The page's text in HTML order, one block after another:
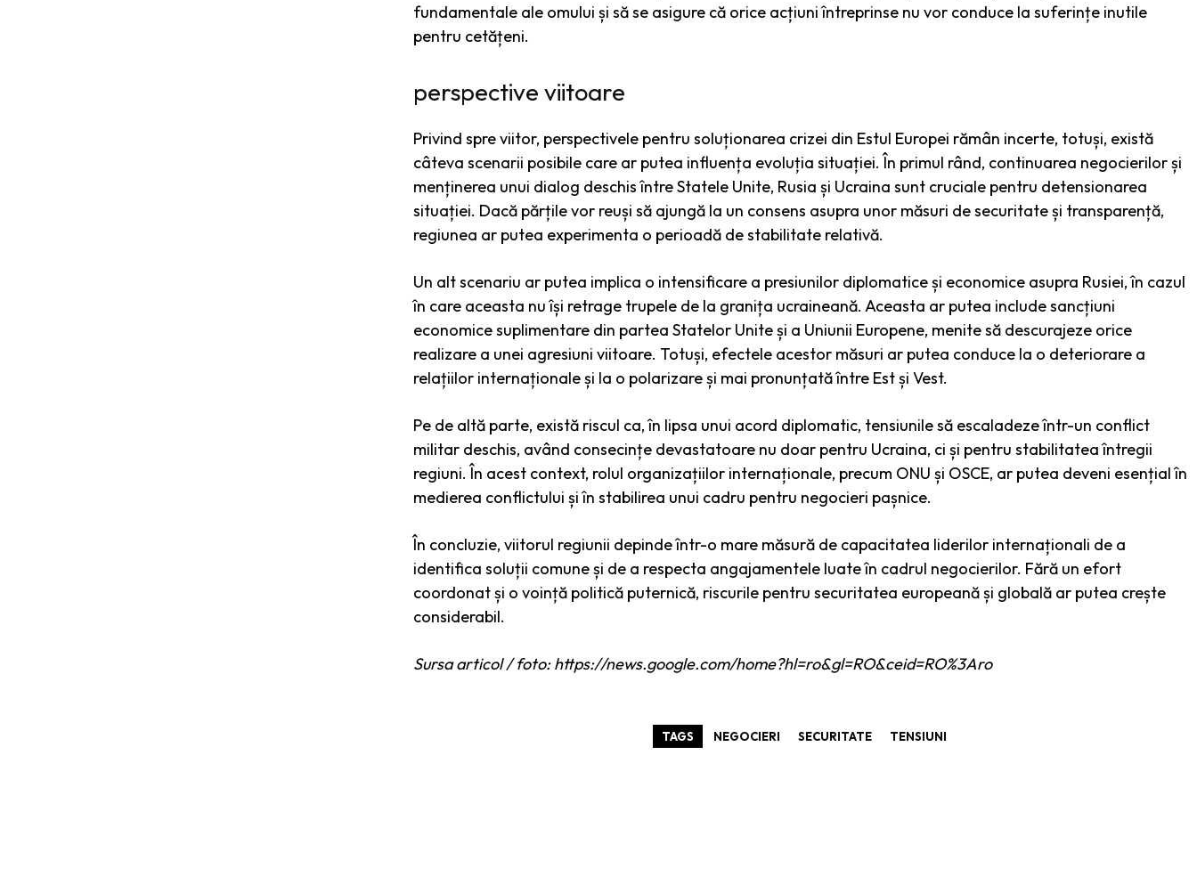
fundamentale ale omului și să se asigure că orice acțiuni întreprinse nu vor conduce la suferințe inutile
pentru cetățeni.
perspective viitoare
Privind spre viitor, perspectivele pentru soluționarea crizei din Estul Europei rămân incerte, totuși, există
câteva scenarii posibile care ar putea influența evoluția situației. În primul rând, continuarea negocierilor și
menținerea unui dialog deschis între Statele Unite, Rusia și Ucraina sunt cruciale pentru detensionarea
situației. Dacă părțile vor reuși să ajungă la un consens asupra unor măsuri de securitate și transparență,
regiunea ar putea experimenta o perioadă de stabilitate relativă.
Un alt scenariu ar putea implica o intensificare a presiunilor diplomatice și economice asupra Rusiei, în cazul
în care aceasta nu își retrage trupele de la granița ucraineană. Aceasta ar putea include sancțiuni
economice suplimentare din partea Statelor Unite și a Uniunii Europene, menite să descurajeze orice
realizare a unei agresiuni viitoare. Totuși, efectele acestor măsuri ar putea conduce la o deteriorare a
relațiilor internaționale și la o polarizare și mai pronunțată între Est și Vest.
Pe de altă parte, există riscul ca, în lipsa unui acord diplomatic, tensiunile să escaladeze într-un conflict
militar deschis, având consecințe devastatoare nu doar pentru Ucraina, ci și pentru stabilitatea întregii
regiuni. În acest context, rolul organizațiilor internaționale, precum ONU și OSCE, ar putea deveni esențial în
medierea conflictului și în stabilirea unui cadru pentru negocieri pașnice.
În concluzie, viitorul regiunii depinde într-o mare măsură de capacitatea liderilor internaționali de a
identifica soluții comune și de a respecta angajamentele luate în cadrul negocierilor. Fără un efort
coordonat și o voință politică puternică, riscurile pentru securitatea europeană și globală ar putea crește
considerabil.
Sursa articol / foto: https://news.google.com/home?hl=ro&gl=RO&ceid=RO%3Aro
TAGS NEGOCIERI SECURITATE TENSIUNI